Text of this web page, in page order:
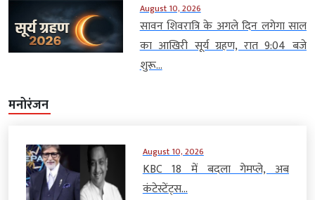
August 10, 2026
सावन शिवरात्रि के अगले दिन लगेगा साल
का आखिरी सूर्य ग्रहण, रात 9:04 बजे
शुरू...
मनोरंजन
August 10, 2026
KBC 18 में बदला गेमप्ले, अब
कंटेस्टेंट्स...